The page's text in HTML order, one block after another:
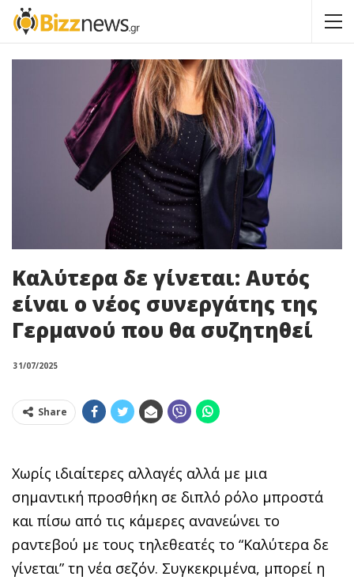
Καλύτερα δε γίνεται: Αυτός
είναι ο νέος συνεργάτης της
Γερμανού που θα συζητηθεί
31/07/2025
Share
Χωρίς ιδιαίτερες αλλαγές αλλά με μια
σημαντική προσθήκη σε διπλό ρόλο μπροστά
και πίσω από τις κάμερες ανανεώνει το
ραντεβού με τους τηλεθεατές το “Καλύτερα δε
γίνεται” τη νέα σεζόν. Συγκεκριμένα, μπορεί η